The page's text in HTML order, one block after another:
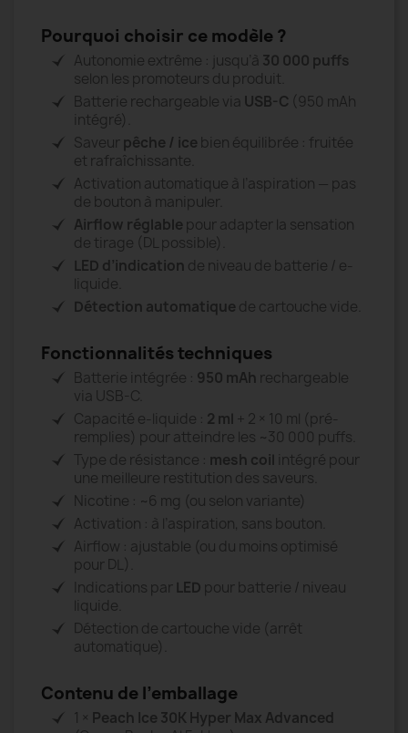
Pourquoi choisir ce modèle ?
Autonomie extrême : jusqu’à 30 000 puffs
selon les promoteurs du produit.
Batterie rechargeable via USB-C (950 mAh
intégré).
Saveurpêche / ice bien équilibrée : fruitée
et rafraîchissante.
Activation automatique à l’aspiration — pas
de bouton à manipuler.
Airflow réglable pour adapter la sensation
de tirage (DL possible).
LED d’indication de niveau de batterie / e-
liquide.
Détection automatique de cartouche vide.
Fonctionnalités techniques
Batterie intégrée : 950 mAh rechargeable
via USB-C.
Capacité e-liquide : 2 ml + 2 × 10 ml (pré-
remplies) pour atteindre les ~30 000 puffs.
Type de résistance : mesh coil intégré pour
une meilleure restitution des saveurs.
Nicotine : ~6 mg (ou selon variante)
Activation : à l’aspiration, sans bouton.
Airflow : ajustable (ou du moins optimisé
pour DL).
Indications par LED pour batterie / niveau
liquide.
Détection de cartouche vide (arrêt
automatique).
Contenu de l’emballage
1 × Peach Ice 30K Hyper Max Advanced